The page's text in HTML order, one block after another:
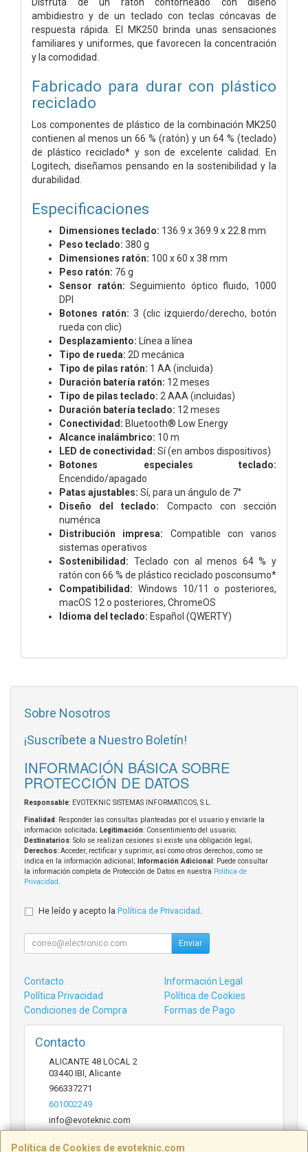
ambidiestro y de un teclado con teclas cóncavas de
respuesta rápida. El MK250 brinda unas sensaciones
familiares y uniformes, que favorecen la concentración
y la comodidad.
Fabricado para durar con plástico
reciclado
Los componentes de plástico de la combinación MK250
contienen al menos un 66 % (ratón) y un 64 % (teclado)
de plástico reciclado* y son de excelente calidad. En
Logitech, diseñamos pensando en la sostenibilidad y la
durabilidad.
Especificaciones
Dimensiones teclado: 136.9 x 369.9 x 22.8 mm
Peso teclado: 380 g
Dimensiones ratón: 100 x 60 x 38 mm
Peso ratón: 76 g
Sensor ratón: Seguimiento óptico fluido, 1000
DPI
Botones ratón: 3 (clic izquierdo/derecho, botón
rueda con clic)
Desplazamiento: Línea a línea
Tipo de rueda: 2D mecánica
Tipo de pilas ratón: 1 AA (incluida)
Duración batería ratón: 12 meses
Tipo de pilas teclado: 2 AAA (incluidas)
Duración batería teclado: 12 meses
Conectividad: Bluetooth® Low Energy
Alcance inalámbrico: 10 m
LED de conectividad: Sí (en ambos dispositivos)
Botones especiales teclado:
Encendido/apagado
Patas ajustables: Sí, para un ángulo de 7°
Diseño del teclado: Compacto con sección
numérica
Distribución impresa: Compatible con varios
sistemas operativos
Sostenibilidad: Teclado con al menos 64 % y
ratón con 66 % de plástico reciclado posconsumo*
Compatibilidad: Windows 10/11 o posteriores,
macOS 12 o posteriores, ChromeOS
Idioma del teclado: Español (QWERTY)
Política de Cookies de evoteknic.com
Sobre Nosotros
¡Suscríbete a Nuestro Boletín!
INFORMACIÓN BÁSICA SOBRE
PROTECCIÓN DE DATOS
Responsable: EVOTEKNIC SISTEMAS INFORMATICOS, S.L.
Finalidad: Responder las consultas planteadas por el usuario y enviarle la
información solicitada; Legitimación: Consentimiento del usuario;
Destinatarios: Solo se realizan cesiones si existe una obligación legal;
Derechos: Acceder, rectificar y suprimir, así como otros derechos, como se
indica en la información adicional;
Información Adicional : Puede consultar
la información completa de Protección de Datos en nuestra Política de
Privacidad
He leído y acepto la Política de Privacidad
Enviar
Contacto
Información Legal
Política Privacidad
Política de Cookies
Condiciones de Compra
Formas de Pago
Contacto
ALICANTE 48 LOCAL 2
03440 IBI Alicante
966337271
601002249
info@evoteknic.com